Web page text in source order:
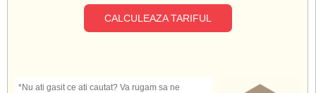
CALCULEAZA TARIFUL
*Nu ati gasit ce ati cautat? Va rugam sa ne